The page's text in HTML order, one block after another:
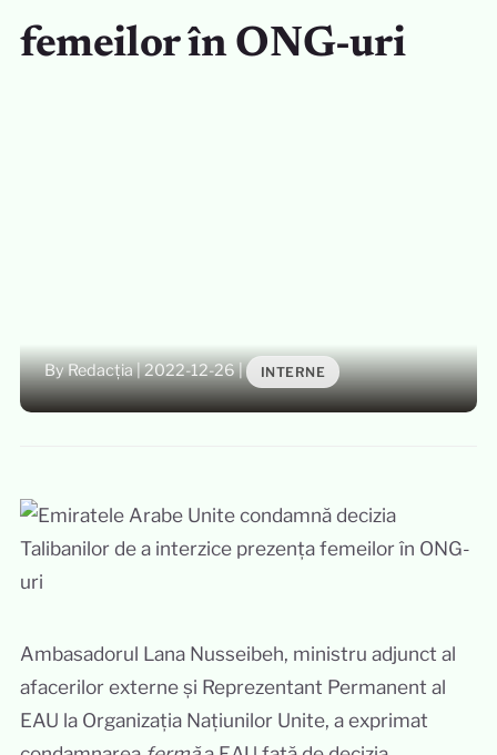
femeilor în ONG-uri
By Redacția|2022-12-26| INTERNE
Ambasadorul Lana Nusseibeh, ministru adjunct al
afacerilor externe și Reprezentant Permanent al
EAU la Organizația Națiunilor Unite, a exprimat